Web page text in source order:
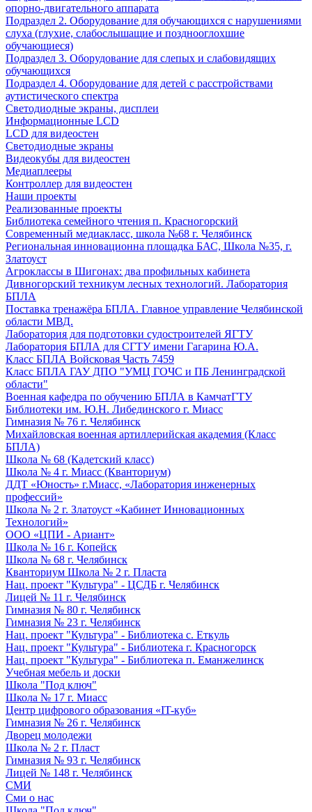
опорно-двигательного аппарата
Подраздел 2. Оборудование для обучающихся с нарушениями
слуха (глухие, слабослышащие и позднооглохшие
обучающиеся)
Подраздел 3. Оборудование для слепых и слабовидящих
обучающихся
Подраздел 4. Оборудование для детей с расстройствами
аутистического спектра
Светодиодные экраны, дисплеи
Информационные LCD
LCD для видеостен
Светодиодные экраны
Видеокубы для видеостен
Медиаплееры
Контроллер для видеостен
Наши проекты
Реализованные проекты
Библиотека семейного чтения п. Красногорский
Современный медиакласс, школа №68 г. Челябинск
Региональная инновационна площадка БАС, Школа №35, г.
Златоуст
Агроклассы в Шигонах: два профильных кабинета
Дивногорский техникум лесных технологий. Лаборатория
БПЛА
Поставка тренажёра БПЛА. Главное управление Челябинской
области МВД.
Лаборатория для подготовки судостроителей ЯГТУ
Лаборатория БПЛА для СГТУ имени Гагарина Ю.А.
Класс БПЛА Войсковая Часть 7459
Класс БПЛА ГАУ ДПО "УМЦ ГОЧС и ПБ Ленинградской
области"
Военная кафедра по обучению БПЛА в КамчатГТУ
Библиотеки им. Ю.Н. Либединского г. Миасс
Гимназия № 76 г. Челябинск
Михайловская военная артиллерийская академия (Класс
БПЛА)
Школа № 68 (Кадетский класс)
Школа № 4 г. Миасс (Кванториум)
ДДТ «Юность» г.Миасс, «Лаборатория инженерных
профессий»
Школа № 2 г. Златоуст «Кабинет Инновационных
Технологий»
ООО «ЦПИ - Ариант»
Школа № 16 г. Копейск
Школа № 68 г. Челябинск
Кванториум Школа № 2 г. Пласта
Нац. проект "Культура" - ЦСДБ г. Челябинск
Лицей № 11 г. Челябинск
Гимназия № 80 г. Челябинск
Гимназия № 23 г. Челябинск
Нац. проект "Культура" - Библиотека с. Еткуль
Нац. проект "Культура" - Библиотека г. Красногорск
Нац. проект "Культура" - Библиотека п. Еманжелинск
Учебная мебель и доски
Школа "Под ключ"
Школа № 17 г. Миасс
Центр цифрового образования «IT-куб»
Гимназия № 26 г. Челябинск
Дворец молодежи
Школа № 2 г. Пласт
Гимназия № 93 г. Челябинск
Лицей № 148 г. Челябинск
СМИ
Сми о нас